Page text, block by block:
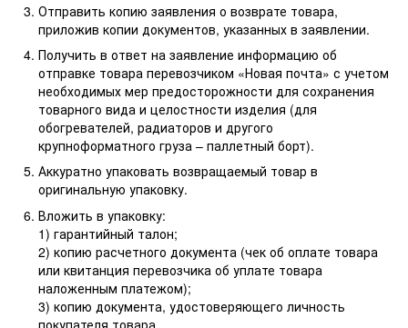
Отправить копию заявления о возврате товара,
приложив копии документов, указанных в заявлении.
Получить в ответ на заявление информацию об
отправке товара перевозчиком «Новая почта» с учетом
необходимых мер предосторожности для сохранения
товарного вида и целостности изделия (для
обогревателей, радиаторов и другого
крупноформатного груза – паллетный борт).
Аккуратно упаковать возвращаемый товар в
оригинальную упаковку.
Вложить в упаковку:
1) гарантийный талон;
2) копию расчетного документа (чек об оплате товара
или квитанция перевозчика об уплате товара
наложенным платежом);
3) копию документа, удостоверяющего личность
покупателя товара.